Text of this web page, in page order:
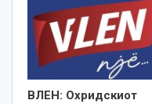
ВЛЕН: Охридскиот